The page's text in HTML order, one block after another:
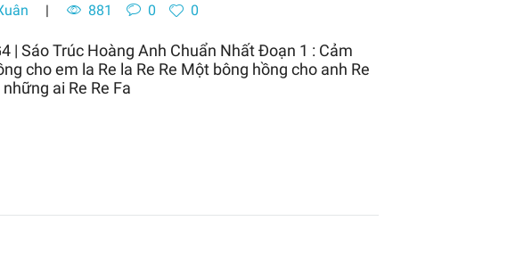
881 0 0
| Sáo Trúc Hoàng Anh Chuẩn Nhất Đoạn 1 : Cảm
cho em la Re la Re Re Một bông hồng cho anh Re
ai Re Re Fa